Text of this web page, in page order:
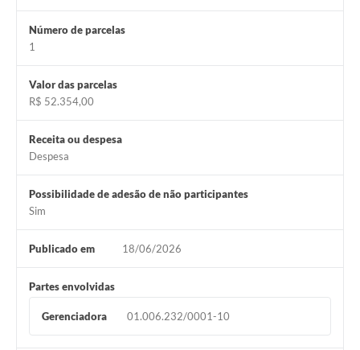
Número de parcelas
1
Valor das parcelas
R$ 52.354,00
Receita ou despesa
Despesa
Possibilidade de adesão de não participantes
Sim
Publicado em 18/06/2026
Partes envolvidas
Gerenciadora 01.006.232/0001-10